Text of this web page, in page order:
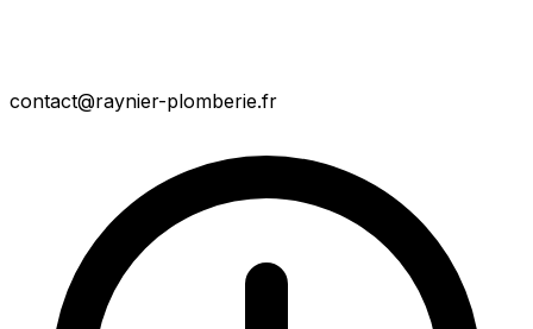
contact@raynier-plomberie.fr